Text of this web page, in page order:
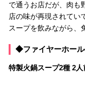
で通うお店だが、肉も
店の味が再現されてい
スープを飲みながら、
◆ファイヤーホー
特製火鍋スープ2種 2人